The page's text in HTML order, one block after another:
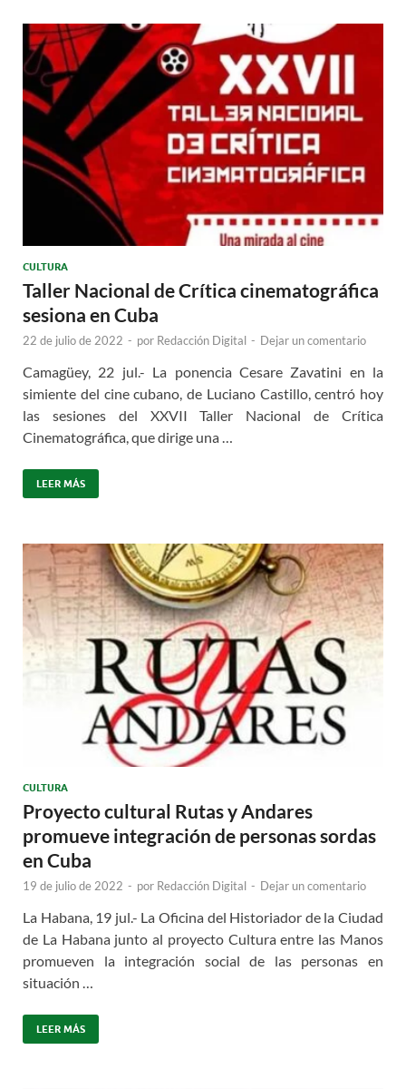
CULTURA
Taller Nacional de Crítica cinematográfica
sesiona en Cuba
22 de julio de 2022 - por Redacción Digital - Dejar un comentario
Camagüey, 22 jul.- La ponencia Cesare Zavatini en la
simiente del cine cubano, de Luciano Castillo, centró hoy
las sesiones del XXVII Taller Nacional de Crítica
Cinematográfica, que dirige una …
LEER MÁS
CULTURA
Proyecto cultural Rutas y Andares
promueve integración de personas sordas
en Cuba
19 de julio de 2022 - por Redacción Digital - Dejar un comentario
La Habana, 19 jul.- La Oficina del Historiador de la Ciudad
de La Habana junto al proyecto Cultura entre las Manos
promueven la integración social de las personas en
situación …
LEER MÁS